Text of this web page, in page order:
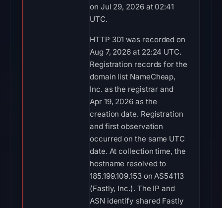
on Jul 29, 2026 at 02:41
UTC.
HTTP 301 was recorded on
Aug 7, 2026 at 22:24 UTC.
Registration records for the
domain list NameCheap,
Inc. as the registrar and
Apr 19, 2026 as the
creation date. Registration
and first observation
occurred on the same UTC
date. At collection time, the
hostname resolved to
185.199.109.153 on AS54113
(Fastly, Inc.). The IP and
ASN identify shared Fastly